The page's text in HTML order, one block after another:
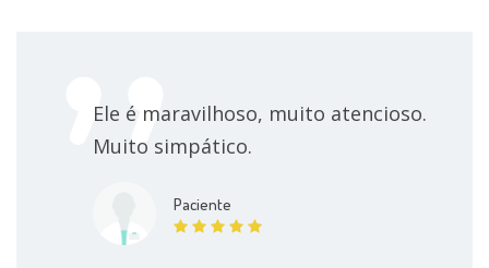
Ele é maravilhoso, muito atencioso.
Muito simpático.
Paciente